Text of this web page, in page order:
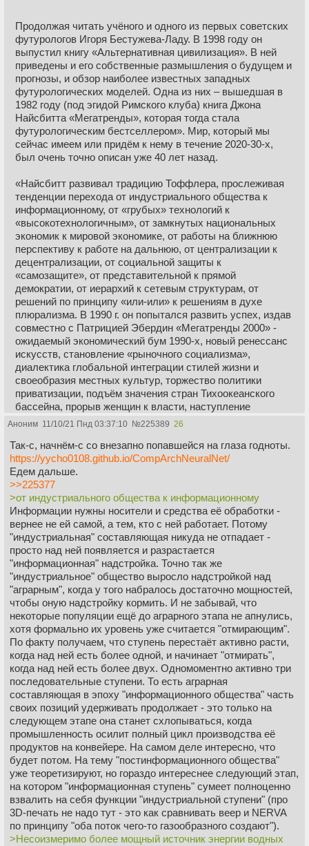
Продолжая читать учёного и одного из первых советских
футурологов Игоря Бестужева-Ладу. В 1998 году он
выпустил книгу «Альтернативная цивилизация». В ней
приведены и его собственные размышления о будущем и
прогнозы, и обзор наиболее известных западных
футурологических моделей. Одна из них – вышедшая в
1982 году (под эгидой Римского клуба) книга Джона
Найсбитта «Мегатренды», которая тогда стала
футурологическим бестселлером». Мир, который мы
сейчас имеем или придём к нему в течение 2020-30-х,
был очень точно описан уже 40 лет назад.
«Найсбитт развивал традицию Тоффлера, прослеживая
тенденции перехода от индустриального общества к
информационному, от «грубых» технологий к
«высокотехнологичным», от замкнутых национальных
экономик к мировой экономике, от работы на ближнюю
перспективу к работе на дальнюю, от централизации к
децентрализации, от социальной защиты к
«самозащите», от представительной к прямой
демократии, от иерархий к сетевым структурам, от
решений по принципу «или-или» к решениям в духе
плюрализма. В 1990 г. он попытался развить успех, издав
совместно с Патрицией Эбердин «Мегатренды 2000» -
ожидаемый экономический бум 1990-х, новый ренессанс
искусств, становление «рыночного социализма»,
диалектика глобальной интеграции стилей жизни и
своеобразия местных культур, торжество политики
приватизации, подъём значения стран Тихоокеанского
бассейна, прорыв женщин к власти, наступление
биотехники, оживление религии, триумф
Всё это уже есть или скоро будет. Найсбитт верно
предугадал и переход от углеводородов к ВИЭ. Только
эта альтернативная энергетика задумывалась и более
продуктивная, и не по тем магистральным
направлениями, которые мы сейчас имеем. Вот часть
предсказанных ВИЭ:
«Несоизмеримо более мощный источник энергии водных
потоков — приливы и отливы. Подсчитано, что
потенциально приливы и отливы могут дать
человечеству 70 млн. миллиардов киловатт-часов в год.
Для сравнения: это примерно столько же, сколько
способны дать разведанные запасы каменного и бурого
угля, вместе взятые. Вся экономика США 1977 г.
базировалась на производстве 2200 млрд. киловатт-
часов, вся экономика СССР того же года - на 1150 млрд.
Одни только приливы могли бы обеспечить процветание
на Земле тридцати тысяч современных «Америк».
Энергия волн. Невдалеке от побережья моря или озера
мы увидим в будущем цепочку бакенов, составляющих
надводную часть ВЭС. Можно вообразить
сотнекилометровые линии таких бакенов вдоль всех
побережий земного шара.
Будут разработаны и действовать циклонные
электростанции мощностью до ста тысяч киловатт, где
тёплый воздух, поднимаясь в специальной 15-метровой
башне и смешиваясь с циркулирующим воздушным
потоком, создает искусственный циклон, который
Аноним 11/10/21 Пнд 03:37:10 №225389 26
Так-с, начнём-с со внезапно попавшейся на глаза годноты.
https://yycho0108.github.io/CompArchNeuralNet/
Едем дальше.
>>225377
>от индустриального общества к информационному
Информации нужны носители и средства её обработки -
вернее не ей самой, а тем, кто с ней работает. Потому
"индустриальная" составляющая никуда не отпадает -
просто над ней появляется и разрастается
"информационная" надстройка. Точно так же
"индустриальное" общество выросло надстройкой над
"аграрным", когда у того набралось достаточно мощностей,
чтобы оную надстройку кормить. И не забывай, что
некоторые популяции ещё до аграрного этапа не апнулись,
хотя формально их уровень уже считается "отмирающим".
По факту получаем, что ступень перестаёт активно расти,
когда над ней есть более одной, и начинает "отмирать",
когда над ней есть более двух. Одномоментно активно три
последовательные ступени. То есть аграрная
составляющая в эпоху "информационного общества" часть
своих позиций удерживать продолжает - это только на
следующем этапе она станет схлопываться, когда
промышленность осилит полный цикл производства её
продуктов на конвейере. На самом деле интересно, что
будет потом. На тему "постинформационного общества"
уже теоретизируют, но гораздо интереснее следующий этап,
на котором "информационная ступень" сумеет полноценно
взвалить на себя функции "индустриальной ступени" (про
3D-печать не надо тут - это как сравнивать веер и NERVA
по принципу "оба поток чего-то газообразного создают").
>Несоизмеримо более мощный источник энергии водных